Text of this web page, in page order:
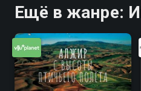
Ещё в жанре: